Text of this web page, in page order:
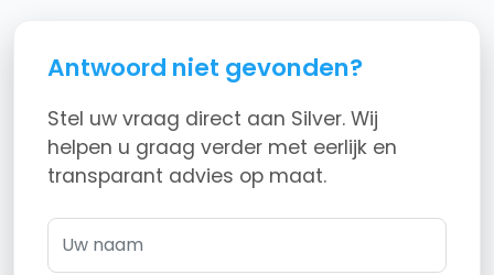
antwoord niet gevonden?
Stel uw vraag direct aan Silver. Wij
helpen u graag verder met eerlijk en
transparant advies op maat.